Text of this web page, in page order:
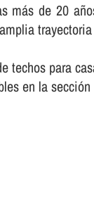
más de 20
para
en la